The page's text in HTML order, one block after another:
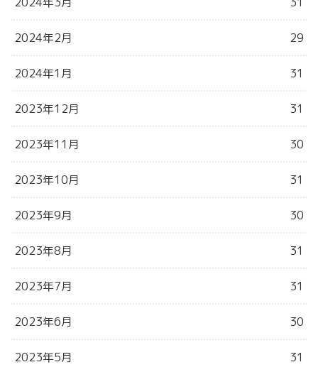
2024年2月 29
2024年1月 31
2023年12月 31
2023年11月 30
2023年10月 31
2023年9月 30
2023年8月 31
2023年7月 31
2023年6月 30
2023年5月 31